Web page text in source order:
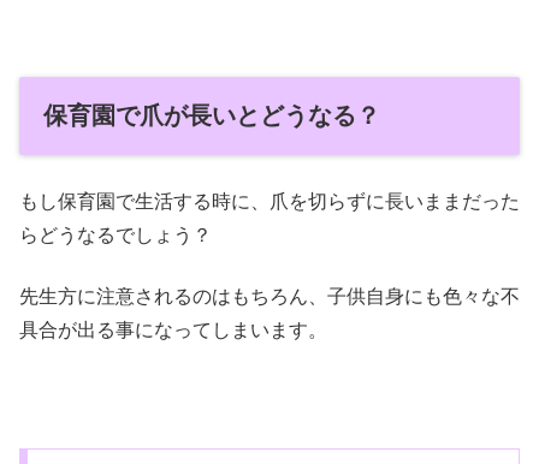
保育園で爪が長いとどうなる？
もし保育園で生活する時に、爪を切らずに長いままだった
らどうなるでしょう？
先生方に注意されるのはもちろん、子供自身にも色々な不
具合が出る事になってしまいます。